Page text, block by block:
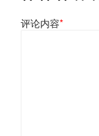
评论内容*